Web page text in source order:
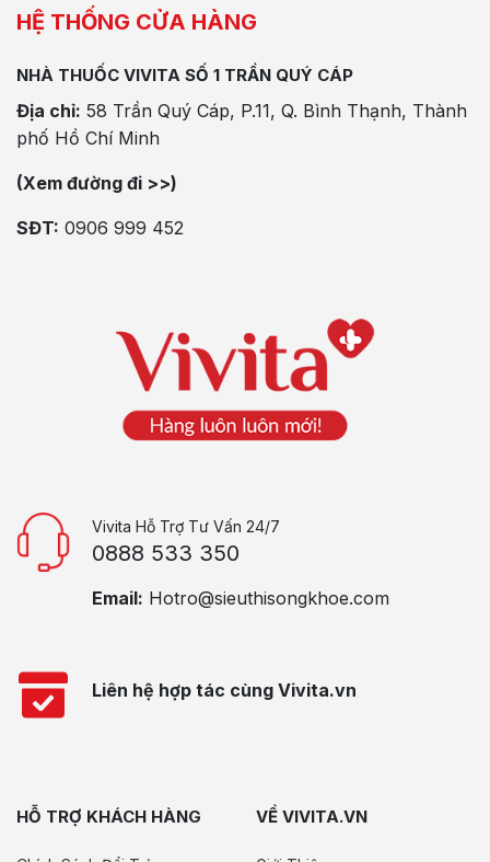
HỆ THỐNG CỬA HÀNG
NHÀ THUỐC VIVITA SỐ 1 TRẦN QUÝ CÁP
Địa chỉ: 58 Trần Quý Cáp, P.11, Q. Bình Thạnh, Thành
phố Hồ Chí Minh
(Xem đường đi >>)
SĐT: 0906 999 452
Vivita Hỗ Trợ Tư Vấn 24/7
0888 533 350
Email: Hotro@sieuthisongkhoe.com
Liên hệ hợp tác cùng Vivita.vn
HỖ TRỢ KHÁCH HÀNG VỀ VIVITA.VN